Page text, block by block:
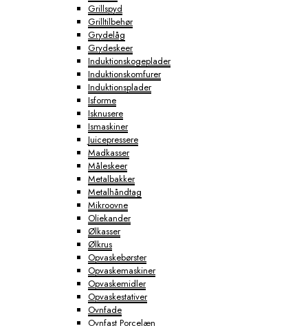
Grillspyd
Grilltilbehør
Grydelåg
Grydeskeer
Induktionskogeplader
Induktionskomfurer
Induktionsplader
Isforme
Isknusere
Ismaskiner
Juicepressere
Madkasser
Måleskeer
Metalbakker
Metalhåndtag
Mikroovne
Oliekander
Ølkasser
Ølkrus
Opvaskebørster
Opvaskemaskiner
Opvaskemidler
Opvaskestativer
Ovnfade
Ovnfast Porcelæn